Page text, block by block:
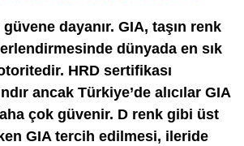
dayanır. GIA, taşın renk
dünyada en sık
HRD sertifikası
ancak Türkiye’de alıcılar GIA
çok güvenir. D renk gibi üst
GIA tercih edilmesi, ileride